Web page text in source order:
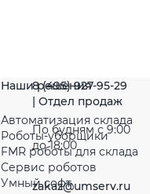
Наши решения
Автоматизация склада
Роботы-уборщики
FMR роботы для склада
Сервис роботов
Умный софт
8 (495) 927-95-29
| Отдел продаж
По будням с 9:00
до 18:00
zakaz@umserv.ru